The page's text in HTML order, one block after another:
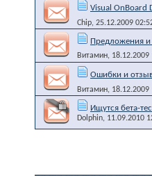
Visual OnBoard
Chip, 25.12.2009
Предложения
Витамин, 18.12.2009
Ошибки и
Витамин, 18.12.2009
Ищутся бета-
Dolphin, 11.09.2010